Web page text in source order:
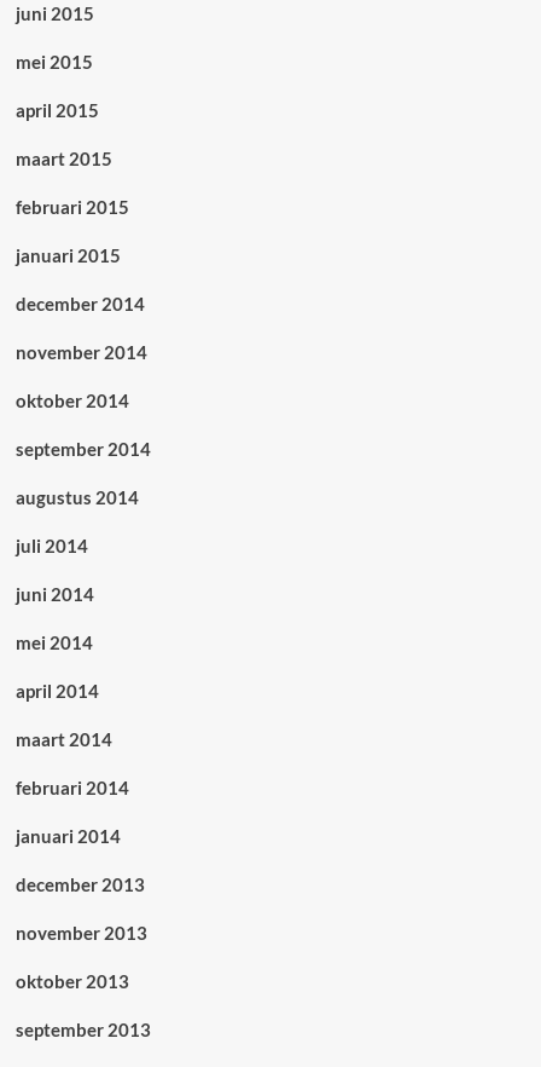
juni 2015
mei 2015
april 2015
maart 2015
februari 2015
januari 2015
december 2014
november 2014
oktober 2014
september 2014
augustus 2014
juli 2014
juni 2014
mei 2014
april 2014
maart 2014
februari 2014
januari 2014
december 2013
november 2013
oktober 2013
september 2013